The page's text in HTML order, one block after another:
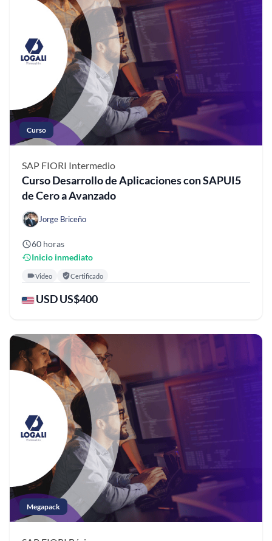
Curso
SAP FIORI Intermedio
Curso Desarrollo de Aplicaciones con SAPUI5
de Cero a Avanzado
Jorge Briceño
60 horas
Inicio inmediato
Video Certificado
USD US$400
Megapack